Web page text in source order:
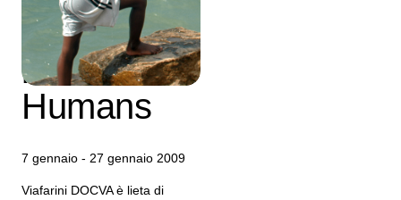
non
piangere –
Humans
7 gennaio - 27 gennaio 2009
Viafarini DOCVA è lieta di